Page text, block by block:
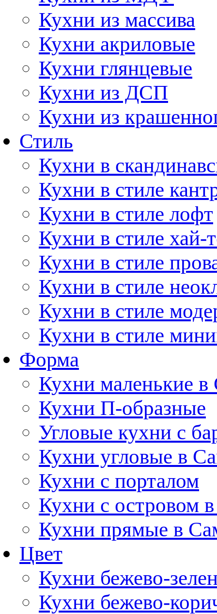
Кухни из массива
Кухни акриловые
Кухни глянцевые
Кухни из ДСП
Кухни из
Стиль
Кухни в
Кухни в стиле
Кухни в стиле лофт
Кухни в стиле хай-
Кухни в стиле
Кухни в стиле
Кухни в стиле
Кухни в стиле
Форма
Кухни маленькие в
Кухни П-образные
Угловые кухни с
Кухни угловые в
Кухни с порталом
Кухни с островом
Кухни прямые в
Цвет
Кухни бежево-
Кухни бежево-